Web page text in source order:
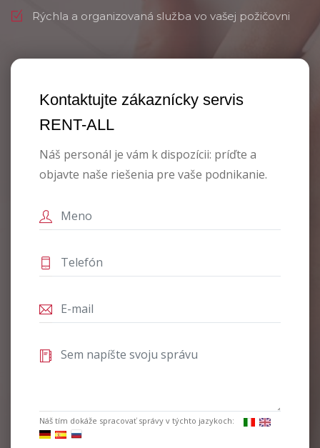
Rýchla a organizovaná služba vo vašej požičovni
Kontaktujte zákaznícky servis
RENT-ALL
Náš personál je vám k dispozícii: príďte a
objavte naše riešenia pre vaše podnikanie.
Náš tím dokáže spracovať správy v týchto jazykoch: